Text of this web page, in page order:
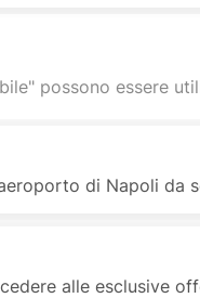
possono essere
di Napoli da
alle esclusive